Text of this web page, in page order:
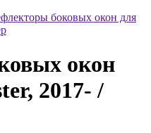
боковых окон для
окон
2017- /